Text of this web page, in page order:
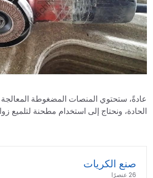
عادةً، ستحتوي المنصات المضغوطة
الحادة، ونحتاج إلى استخدام مطحنة لتلميع
صنع الكريات
26 عنصرًا